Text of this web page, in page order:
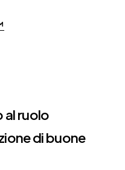
al ruolo
di buone